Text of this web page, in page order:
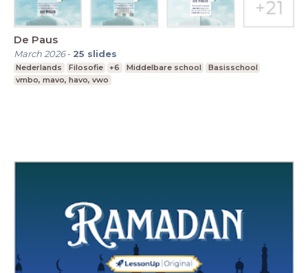
De Paus
March 2026- 25 slides
Nederlands Filosofie +6 Middelbare school
Basisschool
vmbo, mavo, havo, vwo